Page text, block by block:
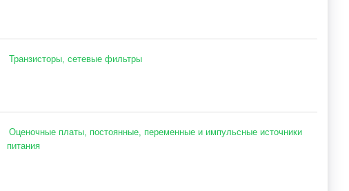
Транзисторы, сетевые фильтры
Оценочные платы, постоянные, переменные и импульсные источники
питания